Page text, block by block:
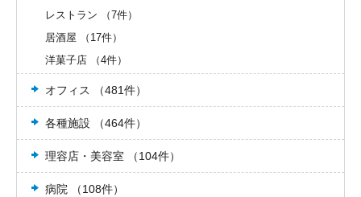
レストラン （7件）
居酒屋 （17件）
洋菓子店 （4件）
オフィス （481件）
各種施設 （464件）
理容店・美容室 （104件）
病院 （108件）